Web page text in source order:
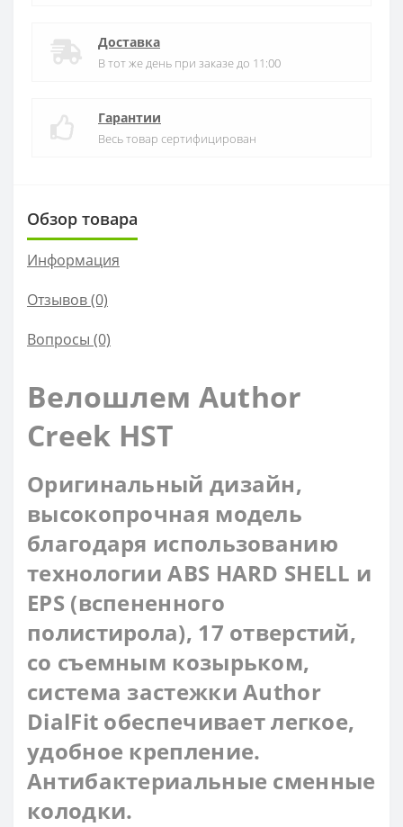
Доставка
В тот же день при заказе до 11:00
Гарантии
Весь товар сертифицирован
Обзор товара
Информация
Отзывов (0)
Вопросы (0)
Велошлем Author
Creek HST
Оригинальный дизайн,
высокопрочная модель
благодаря использованию
технологии ABS HARD SHELL и
EPS (вспененного
полистирола), 17 отверстий,
со съемным козырьком,
система застежки Author
DialFit обеспечивает легкое,
удобное крепление.
Антибактериальные сменные
колодки.